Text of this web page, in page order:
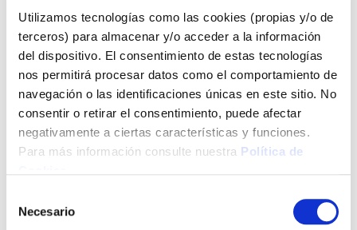
Utilizamos tecnologías como las cookies (propias y/o de
terceros) para almacenar y/o acceder a la información
del dispositivo. El consentimiento de estas tecnologías
nos permitirá procesar datos como el comportamiento de
navegación o las identificaciones únicas en este sitio. No
consentir o retirar el consentimiento, puede afectar
negativamente a ciertas características y funciones.
Para más información consulte nuestra Política de
Necesario
Click&Collect - Recogida gratis
en nuestras tiendas
Envío a domicilio:
5 días hábiles
+ INFO